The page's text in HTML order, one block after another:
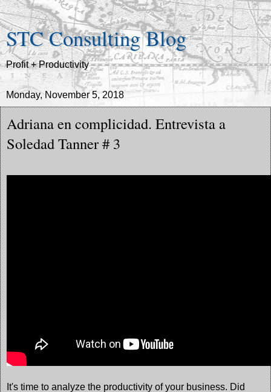
STC Consulting Blog
Profit + Productivity
Monday, November 5, 2018
Adriana en complicidad. Entrevista a
Soledad Tanner # 3
It's time to analyze the productivity of your business. Did